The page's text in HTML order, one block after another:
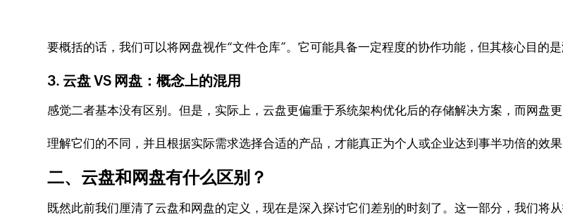
要概括的话，我们可以将网盘视作“文件仓库”。它可能具备一定程度的协作功能，但其核心目的
3. 云盘 VS 网盘：概念上的混用
感觉二者基本没有区别。但是，实际上，云盘更偏重于系统架构优化后的存储解决方案，而网盘更
理解它们的不同，并且根据实际需求选择合适的产品，才能真正为个人或企业达到事半功倍的效果
二、云盘和网盘有什么区别？
既然此前我们厘清了云盘和网盘的定义，现在是深入探讨它们差别的时刻了。这一部分，我们将